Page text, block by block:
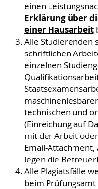
einen
Erklärung über
einer Hausarbeit
Alle Studierenden
schriftlichen
einzelnen
technischen und
(Einreichung auf
mit der Arbeit
Email-Attachment,
legen die
Alle Plagiatsfälle
beim Prüfungsamt